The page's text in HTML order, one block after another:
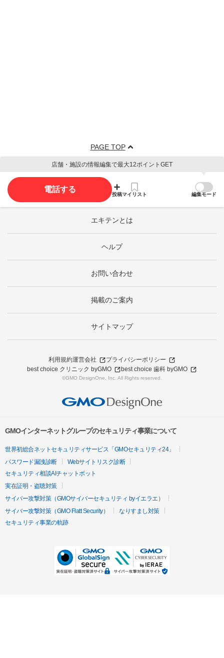
PAGE TOP
店舗・施設の情報編集で最大12ポイントGET
電話する
投稿マイリスト 編集モード
エキテンとは
ヘルプ
お問い合わせ
掲載のご案内
サイトマップ
利用規約運営会社
プライバシーポリシー
best choice クリニック byGMO
best choice 歯科 byGMO
©GMO DesignOne, Inc. All Rights reserved.
GMOインターネットグループのセキュリティ事業について
世界初総合ネットセキュリティサービス「GMOセキュリティ24」
パスワード漏洩診断
Webサイトリスク診断
セキュリティ相談AIチャットボット
実在証明・盗聴対策
サイバー攻撃対策（GMOサイバーセキュリティ byイエラエ）
サイバー攻撃対策（GMO Flatt Security）
なりすまし対策
セキュリティ事業の軌跡